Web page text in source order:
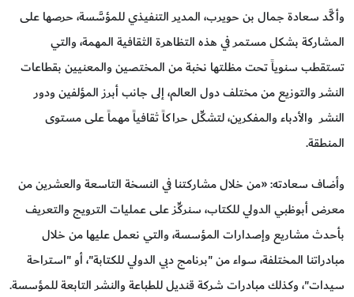
وأكَّد سعادة جمال بن حويرب، المدير التنفيذي للمؤسَّسة، حرصها على
المشاركة بشكل مستمر في هذه التظاهرة الثقافية المهمة، والتي
تستقطب سنوياً تحت مظلتها نخبة من المختصين والمعنيين بقطاعات
النشر والتوزيع من مختلف دول العالم، إلى جانب أبرز المؤلفين ودور
النشر والأدباء والمفكرين، لتشكِّل حراكاً ثقافياً مهماً على مستوى
المنطقة.
وأضاف سعادته: «من خلال مشاركتنا في النسخة التاسعة والعشرين من
معرض أبوظبي الدولي للكتاب، سنركِّز على عمليات الترويج والتعريف
بأحدث مشاريع وإصدارات المؤسسة، والتي نعمل عليها من خلال
مبادراتنا المختلفة، سواء من "برنامج دبي الدولي للكتابة"، أو "استراحة
سيدات"، وكذلك مبادرات شركة قنديل للطباعة والنشر التابعة للمؤسسة.